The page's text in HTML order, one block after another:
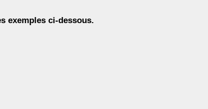
exemples ci-dessous.